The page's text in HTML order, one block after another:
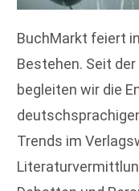
BuchMarkt feiert
Bestehen. Seit
begleiten wir die
Trends im